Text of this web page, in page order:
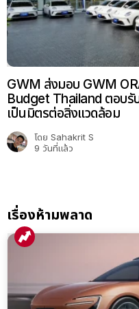
GWM ส่งมอบ GWM
Budget Thailand ตอบรั
เป็นมิตรต่อสิ่งแวดล้อม
โดย Sahakrit S
9 วันที่แล้ว
เรื่องห้ามพลาด